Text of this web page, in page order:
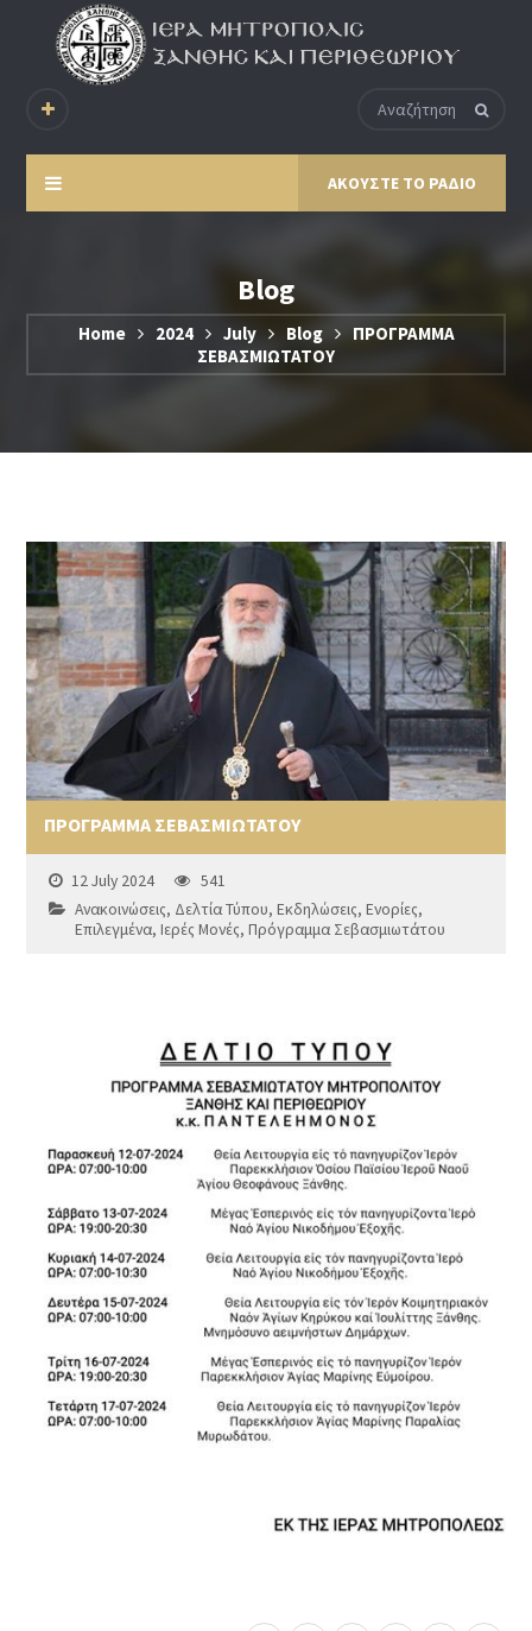
ΑΚΟΥΣΤΕ ΤΟ ΡΑΔΙΟ
Blog
Home 2024 July Blog
ΠΡΟΓΡΑΜΜΑ
ΣΕΒΑΣΜΙΩΤΑΤΟΥ
ΠΡΟΓΡΑΜΜΑ ΣΕΒΑΣΜΙΩΤΑΤΟΥ
12 July 2024
541
Ανακοινώσεις, Δελτία Τύπου,Εκδηλώσεις,Ενορίες,
Επιλεγμένα,Ιερές Μονές,Πρόγραμμα Σεβασμιωτάτου